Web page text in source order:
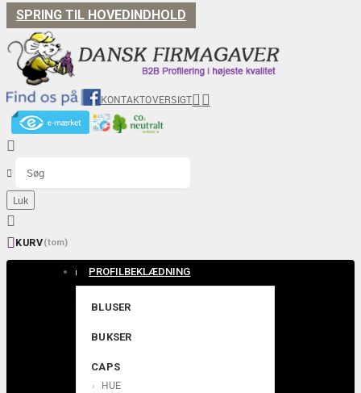
SPRING TIL HOVEDINDHOLD
KONTAKTOVERSIGT


Luk

KURV(tom)
PROFILBEKLÆDNING
BLUSER
BUKSER
CAPS
HUE